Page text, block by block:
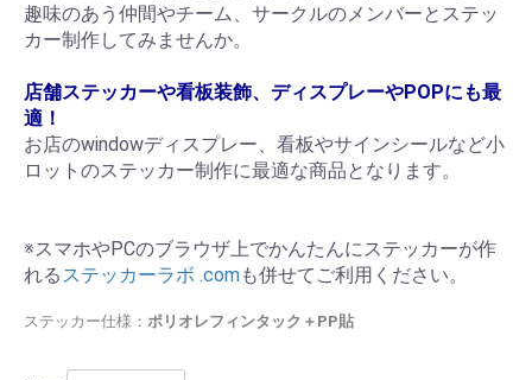
趣味のあう仲間やチーム、サークルのメンバーとステッ
カー制作してみませんか。
店舗ステッカーや看板装飾、ディスプレーやPOPにも最
適！
お店のwindowディスプレー、看板やサインシールなど小
ロットのステッカー制作に最適な商品となります。
※スマホやPCのブラウザ上でかんたんにステッカーが作
れるステッカーラボ .comも併せてご利用ください。
ステッカー仕様： ポリオレフィンタック＋PP貼